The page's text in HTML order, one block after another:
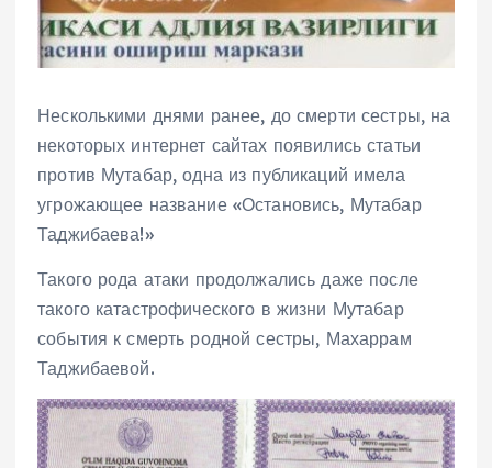
Несколькими днями ранее, до смерти сестры, на
некоторых интернет сайтах появились статьи
против Мутабар, одна из публикаций имела
угрожающее название «Остановись, Мутабар
Таджибаева!»
Такого рода атаки продолжались даже после
такого катастрофического в жизни Мутабар
события к смерть родной сестры, Махаррам
Таджибаевой.